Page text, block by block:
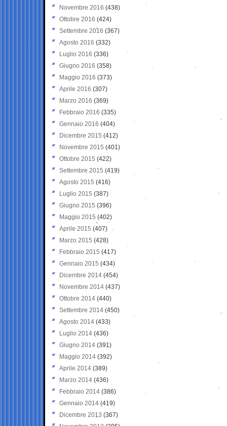
Novembre 2016 (438)
Ottobre 2016 (424)
Settembre 2016 (367)
Agosto 2016 (332)
Luglio 2016 (336)
Giugno 2016 (358)
Maggio 2016 (373)
Aprile 2016 (307)
Marzo 2016 (369)
Febbraio 2016 (335)
Gennaio 2016 (404)
Dicembre 2015 (412)
Novembre 2015 (401)
Ottobre 2015 (422)
Settembre 2015 (419)
Agosto 2015 (416)
Luglio 2015 (387)
Giugno 2015 (396)
Maggio 2015 (402)
Aprile 2015 (407)
Marzo 2015 (428)
Febbraio 2015 (417)
Gennaio 2015 (434)
Dicembre 2014 (454)
Novembre 2014 (437)
Ottobre 2014 (440)
Settembre 2014 (450)
Agosto 2014 (433)
Luglio 2014 (436)
Giugno 2014 (391)
Maggio 2014 (392)
Aprile 2014 (389)
Marzo 2014 (436)
Febbraio 2014 (386)
Gennaio 2014 (419)
Dicembre 2013 (367)